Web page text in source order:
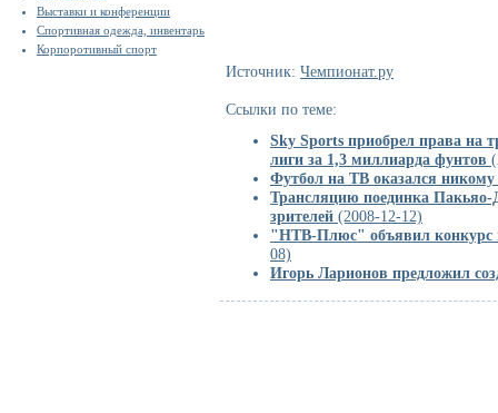
Выставки и конференции
Спортивная одежда, инвентарь
Корпоротивный спорт
Источник: Чемпионат.ру
Ссылки по теме:
Sky Sports приобрел права на
лиги за 1,3 миллиарда фунтов
Футбол на ТВ оказался никому
Трансляцию поединка
зрителей (2008-12-12)
"НТВ-Плюс" объявил
08)
Игорь Ларионов предложил